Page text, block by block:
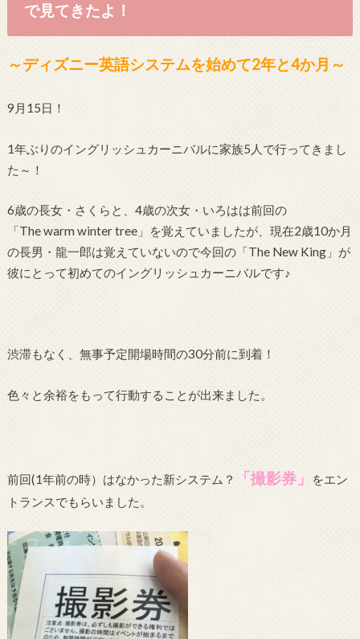
で見てきたよ！
～ディズニー英語システムを始めて2年と4か月～
9月15日！
1年ぶりのイングリッシュカーニバルに家族5人で行ってきまし
た～！
6歳の長女・さくらと、4歳の次女・いろはは前回の
「The warm winter tree」を覚えていましたが、現在2歳10か月
の長男・龍一郎は覚えていないので今回の「The New King」が
彼にとって初めてのイングリッシュカーニバルです♪
渋滞もなく、無事予定開場時間の30分前に到着！
色々と余裕をもって行動することが出来ました。
前回(1年前の時）はなかった新システム？ 「撮影券」
をエン
トランスでもらいました。